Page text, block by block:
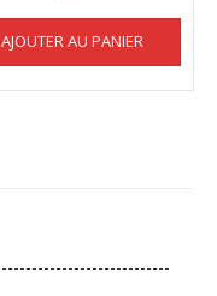
AJOUTER AU PANIER